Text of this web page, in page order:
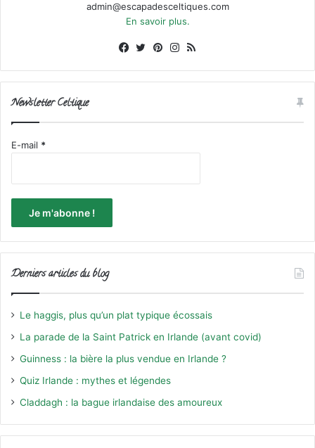
admin@escapadesceltiques.com
En savoir plus.
Facebook
X PinterestInstagram
Newsletter Celtique
E-mail *
Derniers articles du blog
Le haggis, plus qu’un plat typique écossais
La parade de la Saint Patrick en Irlande (avant covid)
Guinness : la bière la plus vendue en Irlande ?
Quiz Irlande : mythes et légendes
Claddagh : la bague irlandaise des amoureux